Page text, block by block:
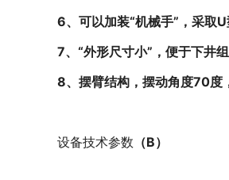
6、可以加装“机械手”，采取
7、“外形尺寸小”，便于下井
8、摆臂结构，摆动角度70度
设备技术参数 （B）